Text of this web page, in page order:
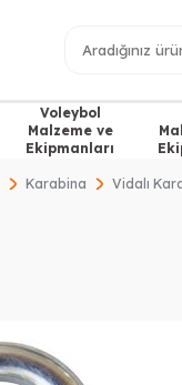
Voleybol
Malzeme ve
Ekipmanları
Karabina Vidalı